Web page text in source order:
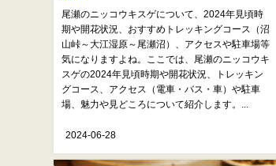
尾瀬のニッコウキスゲについて、2024年見頃時
期や開花状況、おすすめトレッキングコース（沼
山峠～大江湿原～尾瀬沼）、アクセスや駐車場等
気になりますよね。ここでは、尾瀬のニッコウキ
スゲの2024年見頃時期や開花状況、トレッキン
グコース、アクセス（電車・バス・車）や駐車
場、魅力や見どころについて紹介します。...
2024-06-28